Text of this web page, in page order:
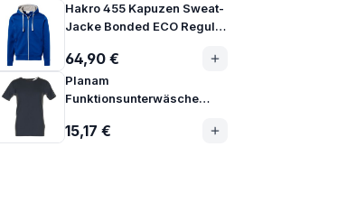
Hakro 455 Kapuzen Sweat-
Jacke Bonded ECO Regular
64,90 €
Planam
Funktionsunterwäsche
15,17 €